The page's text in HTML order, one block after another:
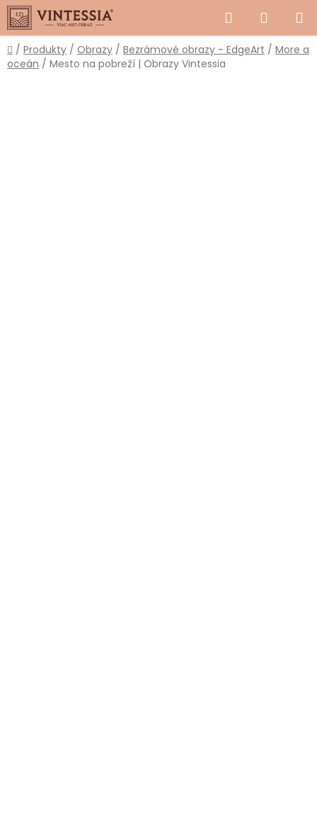
Prejsť
na
obsah
Hľadať
KOŠÍK
Domov
/ Produkty / Obrazy / Bezrámové obrazy - EdgeArt / More a
oceán / Mesto na pobreží | Obrazy Vintessia